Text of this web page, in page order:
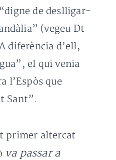
de deslligar-
(vegeu Dt
diferència d’ell,
el qui venia
l’Espòs que
Sant”.
primer altercat
va passar a